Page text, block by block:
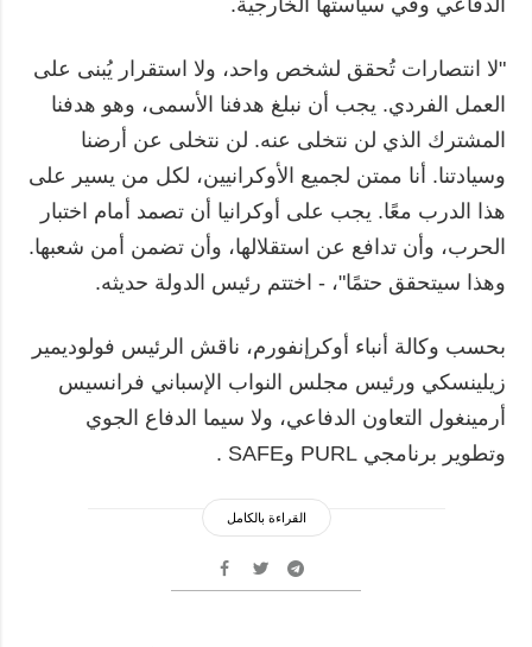
"لا انتصارات تُحقق لشخص واحد، ولا استقرار يُبنى على
العمل الفردي. يجب أن نبلغ هدفنا الأسمى، وهو هدفنا
المشترك الذي لن نتخلى عنه. لن نتخلى عن أرضنا
وسيادتنا. أنا ممتن لجميع الأوكرانيين، لكل من يسير على
هذا الدرب معًا. يجب على أوكرانيا أن تصمد أمام اختبار
الحرب، وأن تدافع عن استقلالها، وأن تضمن أمن شعبها.
وهذا سيتحقق حتمًا"، - اختتم رئيس الدولة حديثه.
بحسب وكالة أنباء أوكرإنفورم، ناقش الرئيس فولوديمير
زيلينسكي ورئيس مجلس النواب الإسباني فرانسيس
أرمينغول التعاون الدفاعي، ولا سيما الدفاع الجوي
وتطوير برنامجي PURL وSAFE .
القراءة بالكامل